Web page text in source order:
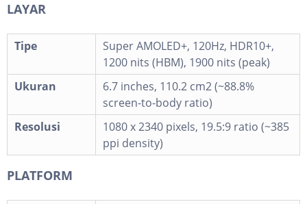
LAYAR
Tipe
Super AMOLED+, 120Hz, HDR10+,
1200 nits (HBM), 1900 nits (peak)
Ukuran
6.7 inches, 110.2 cm2 (~88.8%
screen-to-body ratio)
Resolusi
1080 x 2340 pixels, 19.5:9 ratio (~385
ppi density)
PLATFORM